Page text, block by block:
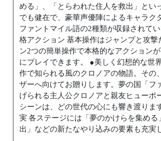
める」、「とらわれた住人を救出」とい
でも健在で、豪華声優陣によるキャラク
ファントマイル語の2種類が収録されて
格アクション 基本操作はジャンプと攻撃
ン2つの簡単操作で本格的なアクション
にプレイできます。 ●美しく幻想的な世
作で知られる風のクロノアの物語。その
ザーへ向けてお贈りします。夢の国「フ
げられる主人公クロノアと親友ヒューポ
シーンは、どの世代の心にも響き渡りま
実 各ステージには「夢のかけらを集め
出」などの新たなやり込みの要素も充実